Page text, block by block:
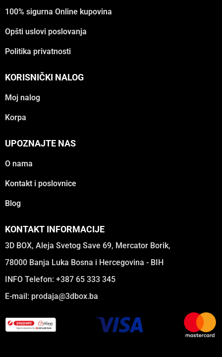
100% sigurna Online kupovina
Opšti uslovi poslovanja
Politika privatnosti
KORISNIČKI NALOG
Moj nalog
Korpa
UPOZNAJTE NAS
O nama
Kontakt i poslovnice
Blog
KONTAKT INFORMACIJE
3D BOX, Aleja Svetog Save 69, Mercator Borik,
78000 Banja Luka Bosna i Hercegovina - BIH
INFO Telefon: +387 65 333 345
E-mail: prodaja@3dbox.ba